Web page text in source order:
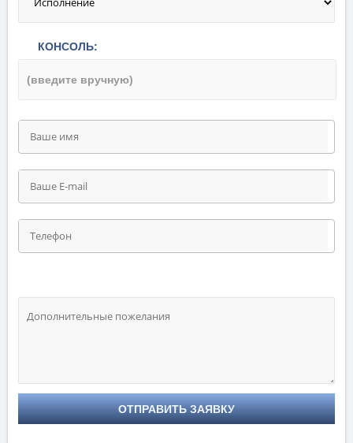
КОНСОЛЬ:
ОТПРАВИТЬ ЗАЯВКУ